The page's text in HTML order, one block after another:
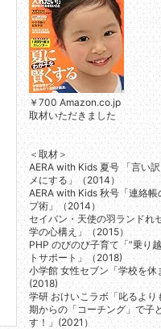
￥700 Amazon.co.jp
取材いただきました
＜取材＞
AERA with Kids 夏号 「言い
メにする」（2014）
AERA with Kids 秋号「連絡帳
プ術」（2014）
セイバン・天使の羽ランドれ
学の心構え」（2015）
PHP のびのび子育て「”乗り
トサポート」（2018)
小学館 女性セブン「学校を
(2018)
学研 おけいこラボ「叱るよ
期からの「コーチング」で子
す！」(2021）